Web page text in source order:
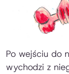
Po wejściu do
wychodzi z